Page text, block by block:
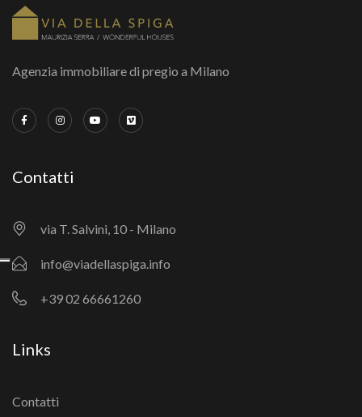
Agenzia immobiliare di pregio a Milano
Contatti
via T. Salvini, 10 - Milano
info@viadellaspiga.info
+39 02 66661260
Links
Contatti